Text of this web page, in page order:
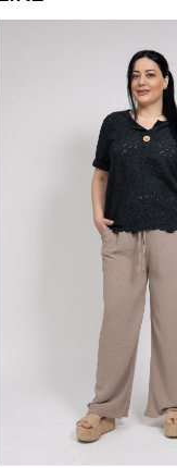
και
κωδικό!
Όρους Χρήσης